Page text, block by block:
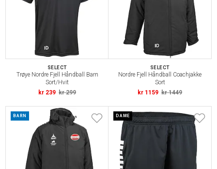
SELECT
Trøye Nordre Fjell Håndball Barn
Sort/Hvit
kr 239 kr 299
SELECT
Nordre Fjell Håndball Coachjakke
Sort
kr 1159 kr 1449
BARN DAME